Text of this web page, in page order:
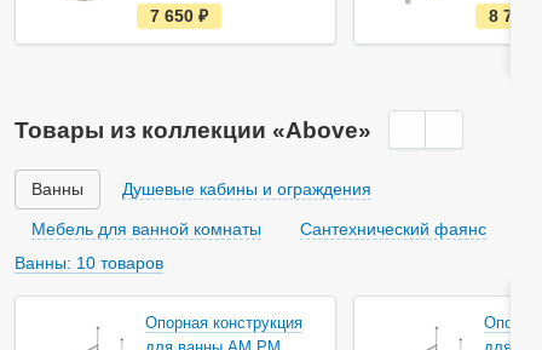
е
с
т
л
и
и
7 650 8 798
Товары из коллекции «Above»
Ванны Душевые кабины и ограждения
Мебель для ванной комнаты
Сантехнический фаянс
Ванны: 10 товаров
Опорная конструкция
для ванны AM.PM
для